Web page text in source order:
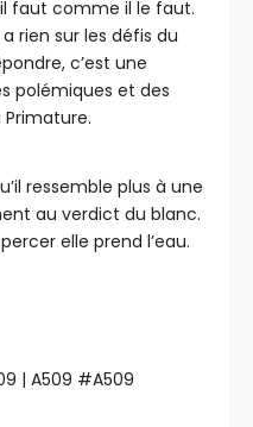
faut comme il le faut.
rien sur les défis du
c’est une
polémiques et des
ressemble plus à une
au verdict du blanc.
elle prend l’eau.
| A509 #A509